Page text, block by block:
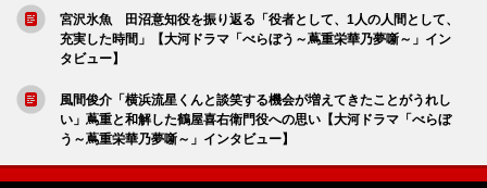
宮沢氷魚 田沼意知役を振り返る「役者として、1人の人間として、
充実した時間」【大河ドラマ「べらぼう～蔦重栄華乃夢噺～」イン
タビュー】
風間俊介「横浜流星くんと談笑する機会が増えてきたことがうれし
い」蔦重と和解した鶴屋喜右衛門役への思い【大河ドラマ「べらぼ
う～蔦重栄華乃夢噺～」インタビュー】